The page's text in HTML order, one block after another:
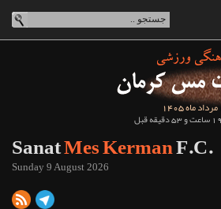
SanatMes KermanF.C.
Sunday 9 August 2026